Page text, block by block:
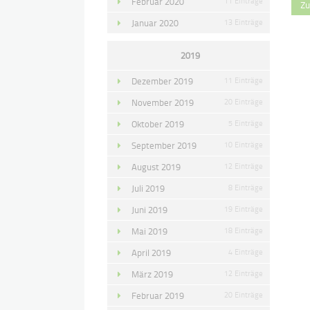
Januar 2020 13 Einträge
2019
Dezember 2019 11 Einträge
November 2019 20 Einträge
Oktober 2019 5 Einträge
September 2019 10 Einträge
August 2019 12 Einträge
Juli 2019 8 Einträge
Juni 2019 19 Einträge
Mai 2019 18 Einträge
April 2019 4 Einträge
März 2019 12 Einträge
Februar 2019 20 Einträge